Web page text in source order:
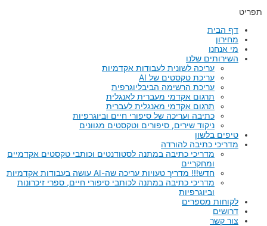
תפריט
דף הבית
מחירון
מי אנחנו
השירותים שלנו
עריכה לשונית לעבודות אקדמיות
עריכת טקסטים של AI
עריכת הרשימה הביבליוגרפית
תרגום אקדמי מעברית לאנגלית
תרגום אקדמי מאנגלית לעברית
כתיבה ועריכה של סיפורי חיים וביוגרפיות
ניקוד שירים, סיפורים וטקסטים מגוונים
טיפים בלשון
מדריכי כתיבה להורדה
מדריכי כתיבה במתנה לסטודנטים וכותבי טקסטים אקדמיים
ומחקריים
חדש!!! מדריך טעויות עריכה שה-AI עושה בעבודות אקדמיות
מדריכי כתיבה במתנה לכותבי סיפורי חיים, ספרי זיכרונות
וביוגרפיות
לקוחות מספרים
דרושים
צור קשר